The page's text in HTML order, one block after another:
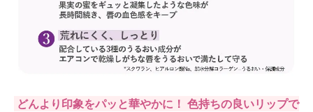
どんより印象をパッと華やかに！ 色持ちの良いリップで